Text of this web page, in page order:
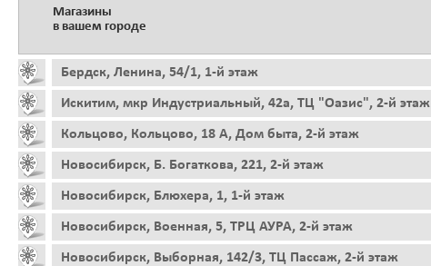
Магазины
в вашем городе
Бердск, Ленина, 54/1, 1-й этаж
Искитим, мкр Индустриальный, 42а, ТЦ "Оазис", 2-й этаж
Кольцово, Кольцово, 18 А, Дом быта, 2-й этаж
Новосибирск, Б. Богаткова, 221, 2-й этаж
Новосибирск, Блюхера, 1, 1-й этаж
Новосибирск, Военная, 5, ТРЦ АУРА, 2-й этаж
Новосибирск, Выборная, 142/3, ТЦ Пассаж, 2-й этаж